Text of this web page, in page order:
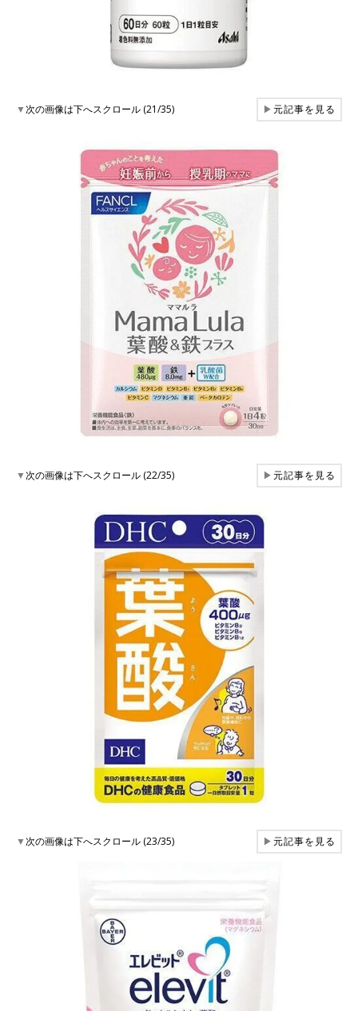
▼次の画像は下へスクロール (21/35) ▶元記事を見る
▼次の画像は下へスクロール (22/35) ▶元記事を見る
▼次の画像は下へスクロール (23/35) ▶元記事を見る